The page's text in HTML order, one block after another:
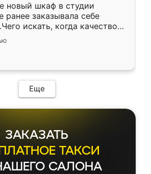
новый шкаф в студии
ранее заказывала себе
искать, когда качеством
Служит кухня уже почти
нет.
Еще
ЗАКАЗАТЬ
ТАКСИ
САЛОНА